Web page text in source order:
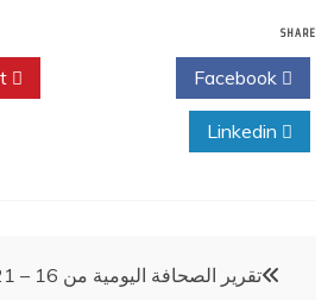
SHARE
تصفّح
تقرير الصحافة اليومية من 16 – 21 فبراير 2009